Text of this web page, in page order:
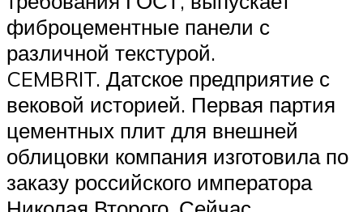
фиброцементные панели с
различной текстурой.
CEMBRIT. Датское предприятие с
вековой историей. Первая партия
цементных плит для внешней
облицовки компания изготовила по
заказу российского императора